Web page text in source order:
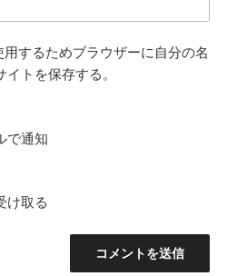
するためブラウザーに自分の名
トを保存する。
で通知
け取る